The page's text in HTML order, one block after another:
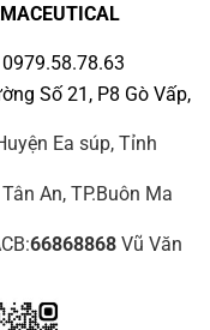
Số 21, P8 Gò Vấp,
Ea súp, Tỉnh
An, TP.Buôn Ma
66868868Vũ Văn